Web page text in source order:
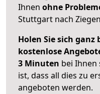
Ihnen ohne
Stuttgart nach
Holen Sie sich
kostenlose
3 Minuten bei Ihnen
ist, dass all dies zu
angeboten werden.